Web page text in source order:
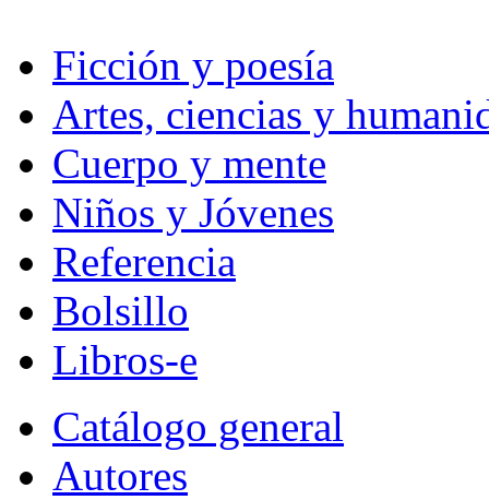
Ficción y poesía
Artes, ciencias y
Cuerpo y mente
Niños y Jóvenes
Referencia
Bolsillo
Libros-e
Catálogo general
Autores